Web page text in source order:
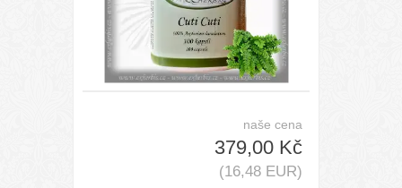
naše cena
379,00 Kč
(16,48 EUR)